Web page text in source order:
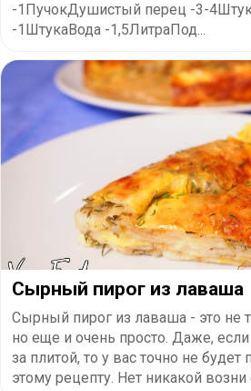
-1ПучокДушистый перец -3-
-1ШтукаВода -1,5ЛитраПод...
Сырный пирог из лаваша
Сырный пирог из лаваша - это не
но еще и очень просто. Даже,
за плитой, то у вас точно не
этому рецепту. Нет никакой возни